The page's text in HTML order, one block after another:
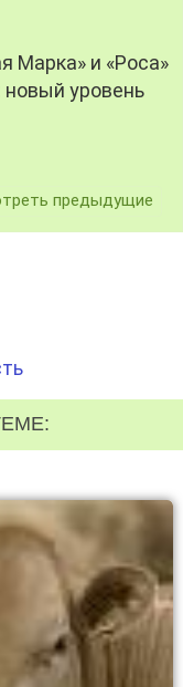
Марка» и «Роса»
новый уровень
предыдущие